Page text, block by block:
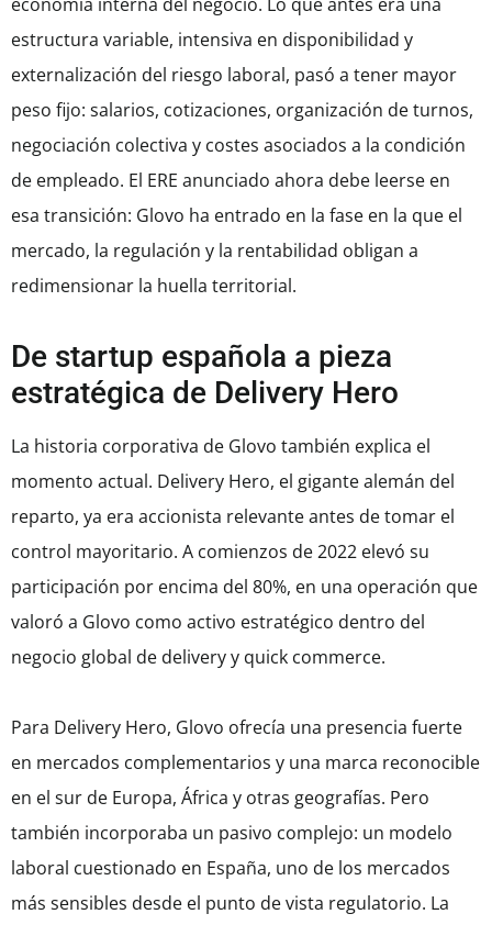
estructura variable, intensiva en disponibilidad y
externalización del riesgo laboral, pasó a tener mayor
peso fijo: salarios, cotizaciones, organización de turnos,
negociación colectiva y costes asociados a la condición
de empleado. El ERE anunciado ahora debe leerse en
esa transición: Glovo ha entrado en la fase en la que el
mercado, la regulación y la rentabilidad obligan a
redimensionar la huella territorial.
De startup española a pieza
estratégica de Delivery Hero
La historia corporativa de Glovo también explica el
momento actual. Delivery Hero, el gigante alemán del
reparto, ya era accionista relevante antes de tomar el
control mayoritario. A comienzos de 2022 elevó su
participación por encima del 80%, en una operación que
valoró a Glovo como activo estratégico dentro del
negocio global de delivery y quick commerce.
Para Delivery Hero, Glovo ofrecía una presencia fuerte
en mercados complementarios y una marca reconocible
en el sur de Europa, África y otras geografías. Pero
también incorporaba un pasivo complejo: un modelo
laboral cuestionado en España, uno de los mercados
más sensibles desde el punto de vista regulatorio. La